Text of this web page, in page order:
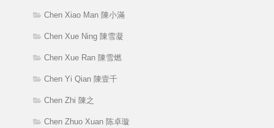
Chen Xiao Man 陳小滿
Chen Xue Ning 陳雪凝
Chen Xue Ran 陳雪燃
Chen Yi Qian 陳壹千
Chen Zhi 陳之
Chen Zhuo Xuan 陈卓璇